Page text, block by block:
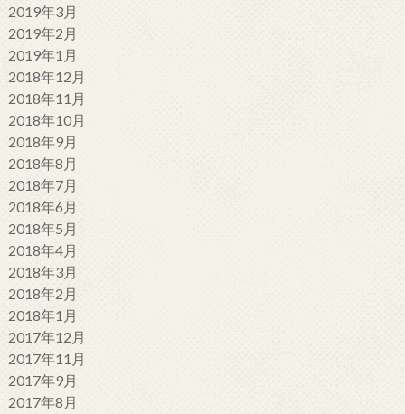
2019年3月
2019年2月
2019年1月
2018年12月
2018年11月
2018年10月
2018年9月
2018年8月
2018年7月
2018年6月
2018年5月
2018年4月
2018年3月
2018年2月
2018年1月
2017年12月
2017年11月
2017年9月
2017年8月